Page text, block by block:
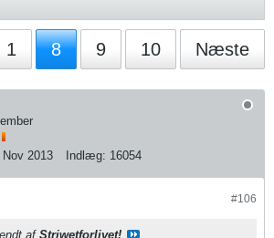
1 8 9 10 Næste
Nov 2013 Indlæg: 16054
#106
af Striwetforlivet!